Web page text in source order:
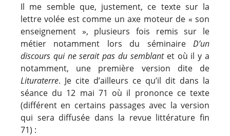
Il me semble que, justement, ce texte sur la
lettre volée est comme un axe moteur de « son
enseignement », plusieurs fois remis sur le
métier notamment lors du séminaire D’un
discours qui ne serait pas du semblantet où il y a
notamment, une première version dite de
Lituraterre. Je cite d’ailleurs ce qu’il dit dans la
séance du 12 mai 71 où il prononce ce texte
(différent en certains passages avec la version
qui sera diffusée dans la revue littérature fin
71) :